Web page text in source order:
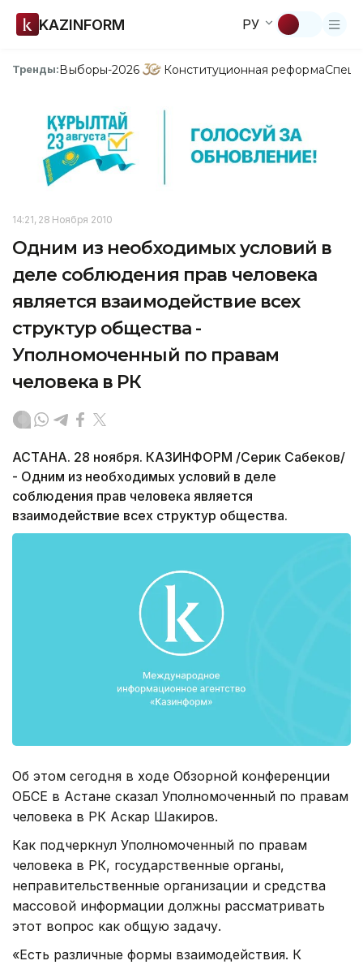
KAZINFORM РУ
Тренды:Выборы-2026 Конституционная реформа
14:21, 28 Ноября 2010
Одним из необходимых условий в
деле соблюдения прав человека
является взаимодействие всех
структур общества -
Уполномоченный по правам
человека в РК
АСТАНА. 28 ноября. КАЗИНФОРМ /Серик Сабеков/
- Одним из необходимых условий в деле
соблюдения прав человека является
взаимодействие всех структур общества.
Об этом сегодня в ходе Обзорной конференции
ОБСЕ в Астане сказал Уполномоченный по правам
человека в РК Аскар Шакиров.
Как подчеркнул Уполномоченный по правам
человека в РК, государственные органы,
неправительственные организации и средства
массовой информации должны рассматривать
этот вопрос как общую задачу.
«Есть различные формы взаимодействия. К